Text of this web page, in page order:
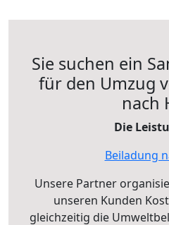
Sie suchen ein
für den Umzug
nach
Die
Beiladung
Unsere Partner
unseren Kunden
gleichzeitig die